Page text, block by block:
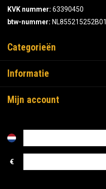
KVK nummer: 63390450
btw-nummer: NL855215252B01
Categorieën
Informatie
Mijn account
€